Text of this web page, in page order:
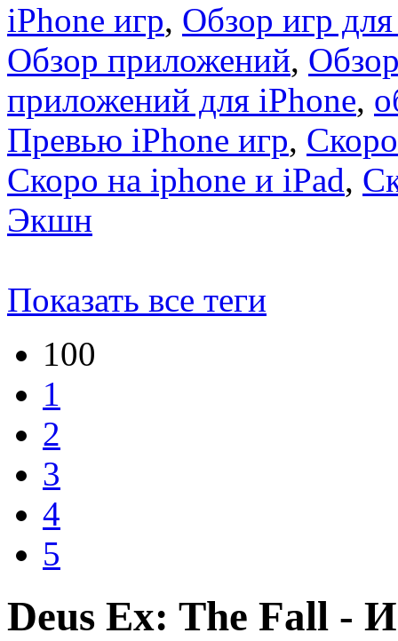
iPhone игр, Обзор игр
Обзор приложений,
приложений для iPhone,
Превью iPhone игр,
Скоро на iphone и iPad,
Экшн
Показать все теги
100
1
2
3
4
5
Deus Ex: The Fall -